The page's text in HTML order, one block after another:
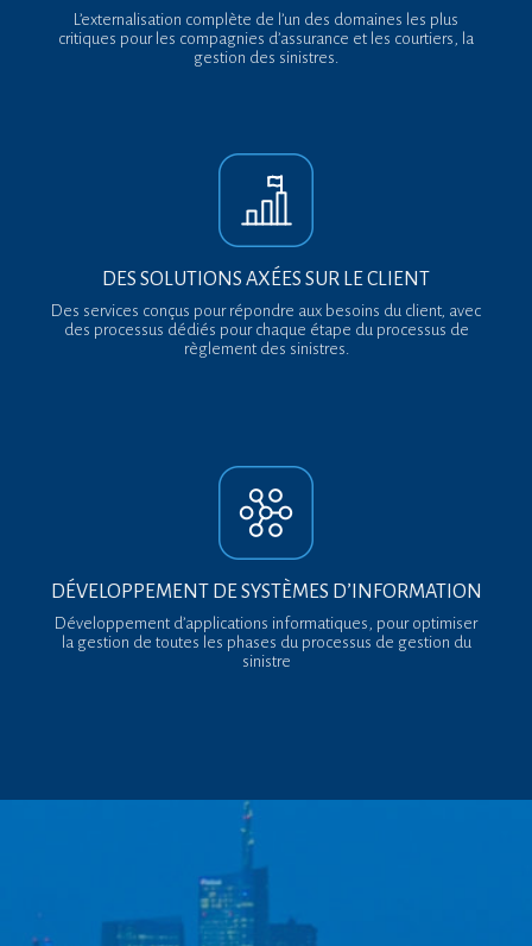
L’externalisation complète de l’un des domaines les plus
critiques pour les compagnies d’assurance et les courtiers, la
gestion des sinistres.
DES SOLUTIONS AXÉES SUR LE CLIENT
Des services conçus pour répondre aux besoins du client, avec
des processus dédiés pour chaque étape du processus de
règlement des sinistres.
DÉVELOPPEMENT DE SYSTÈMES D’INFORMATION
Développement d’applications informatiques, pour optimiser
la gestion de toutes les phases du processus de gestion du
sinistre